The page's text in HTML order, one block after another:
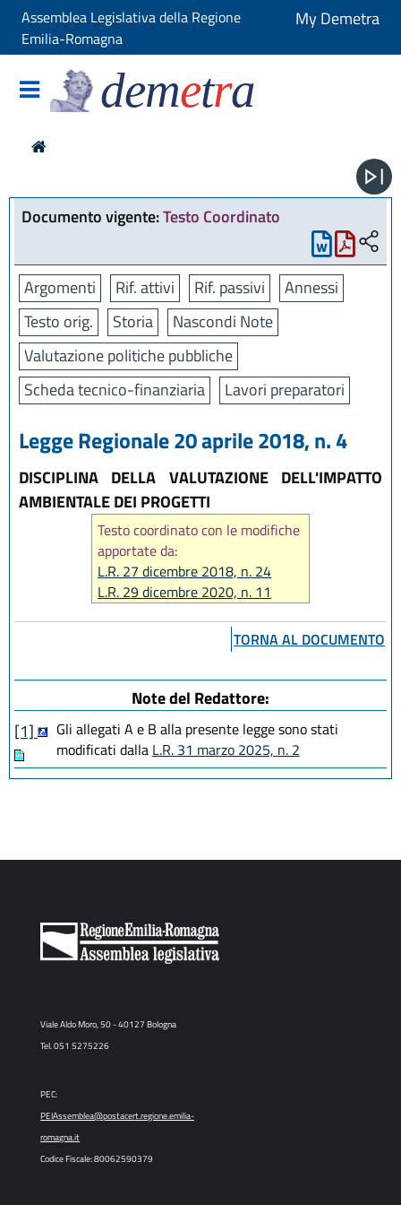
Assemblea Legislativa della Regione
Emilia-Romagna
My Demetra
demetra
Documento vigente:Testo Coordinato
Argomenti Rif. attivi Rif. passivi
Annessi
Testo orig.
Storia
Nascondi Note
Valutazione politiche pubbliche
Scheda tecnico-finanziaria
Lavori preparatori
Legge Regionale 20 aprile 2018, n. 4
DISCIPLINA DELLA VALUTAZIONE DELL'IMPATTO
AMBIENTALE DEI PROGETTI
Testo coordinato con le modifiche
apportate da:
L.R. 27 dicembre 2018, n. 24
L.R. 29 dicembre 2020, n. 11
L.R. 14 giugno 2024, n. 7
L.R. 28 luglio 2026, n. 9
TORNA AL DOCUMENTO
Note del Redattore:
[1]
Gli allegati A e B alla presente legge sono stati
modificati dalla L.R. 31 marzo 2025, n. 2
Viale Aldo Moro, 50 - 40127 Bologna
Tel. 051 5275226
PEC:
PEIAssemblea@postacert.regione.emilia-
romagna.it
Codice Fiscale: 80062590379